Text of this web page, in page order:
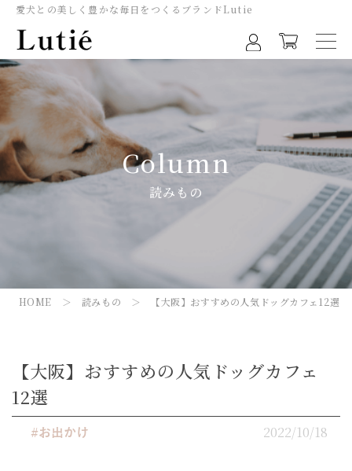
愛犬との美しく豊かな毎日をつくるブランドLutie
Column
読みもの
HOME ＞ 読みもの ＞ 【大阪】おすすめの人気ドッグカフェ12選
【大阪】おすすめの人気ドッグカフェ
12選
#お出かけ 2022/10/18